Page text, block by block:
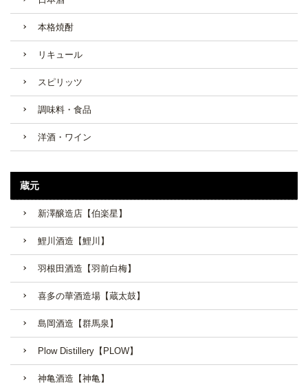
本格焼酎
リキュール
スピリッツ
調味料・食品
洋酒・ワイン
蔵元
新澤醸造店【伯楽星】
鯉川酒造【鯉川】
羽根田酒造【羽前白梅】
喜多の華酒造場【蔵太鼓】
島岡酒造【群馬泉】
Plow Distillery【PLOW】
神亀酒造【神亀】